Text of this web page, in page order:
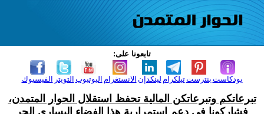
تابعونا على:
الفيسبوك التويتر اليوتيوب الانستغرام لينكدإن تيلكرامبنترست بودكاست
تبرعاتكم وتبرعاتكن المالية تحفظ استقلال الحوار المتمدن،
فشاركونا في دعم استمرارية هذا الفضاء اليساري الحر